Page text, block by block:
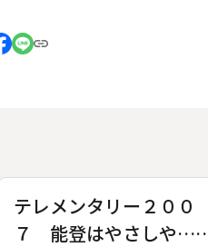
テレメンタリー２００
７ 能登はやさしや